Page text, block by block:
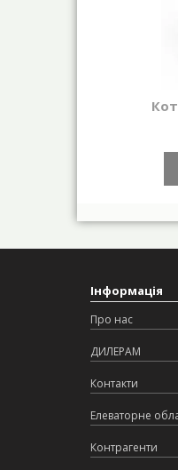
Інформація
Про нас
ДИЛЕРАМ
Контакти
Елеваторне
Контрагенти